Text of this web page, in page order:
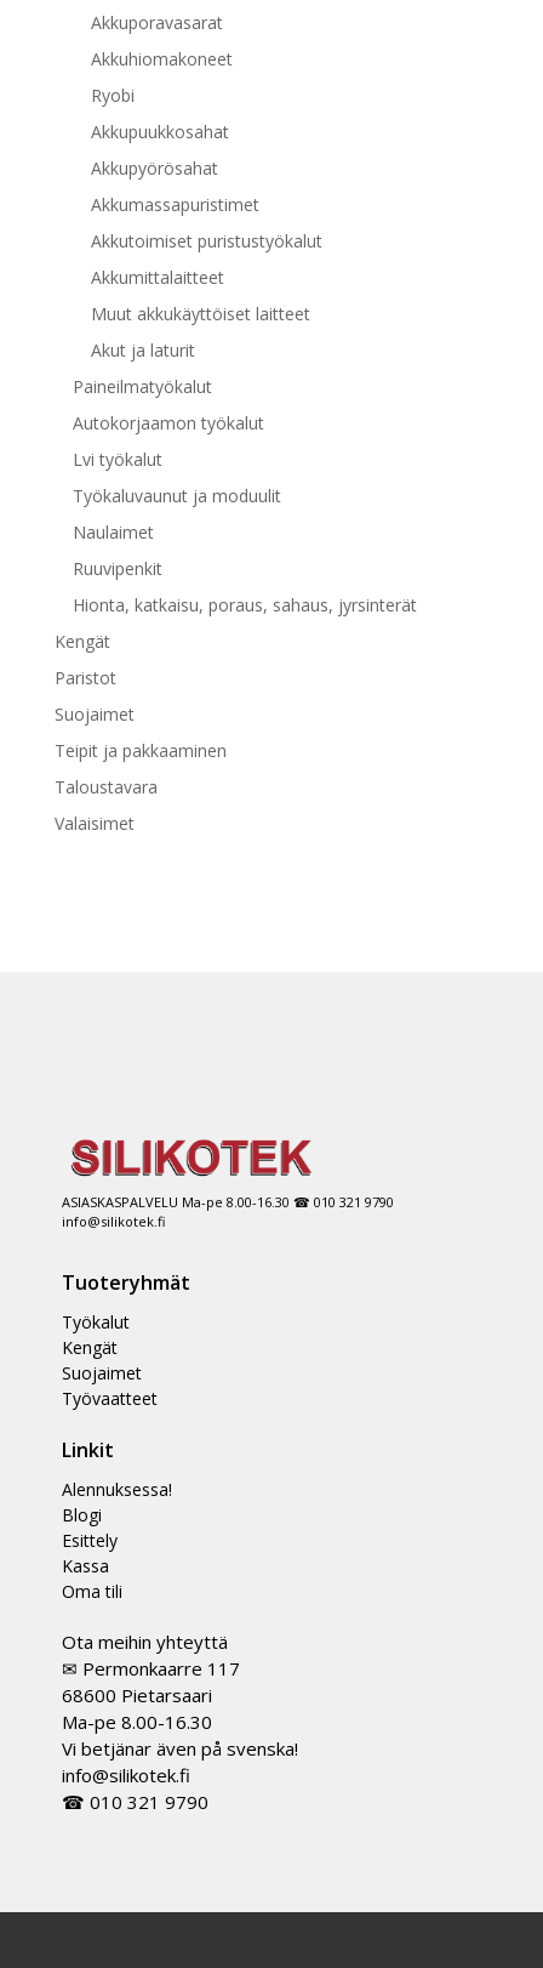
Akkuporavasarat
Akkuhiomakoneet
Ryobi
Akkupuukkosahat
Akkupyörösahat
Akkumassapuristimet
Akkutoimiset puristustyökalut
Akkumittalaitteet
Muut akkukäyttöiset laitteet
Akut ja laturit
Paineilmatyökalut
Autokorjaamon työkalut
Lvi työkalut
Työkaluvaunut ja moduulit
Naulaimet
Ruuvipenkit
Hionta, katkaisu, poraus, sahaus, jyrsinterät
Kengät
Paristot
Suojaimet
Teipit ja pakkaaminen
Taloustavara
Valaisimet
ASIASKASPALVELU Ma-pe 8.00-16.30 ☎ 010 321 9790
info@silikotek.fi
Tuoteryhmät
Työkalut
Kengät
Suojaimet
Työvaatteet
Linkit
Alennuksessa!
Blogi
Esittely
Kassa
Oma tili
Ota meihin yhteyttä
✉ Permonkaarre 117
68600 Pietarsaari
Ma-pe 8.00-16.30
Vi betjänar även på svenska!
info@silikotek.fi
☎ 010 321 9790